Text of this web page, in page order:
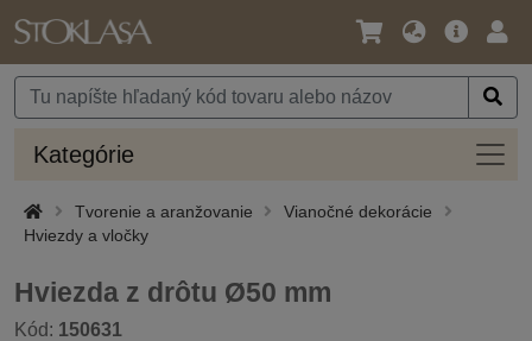
Jazyk
Mena
Hlavná
Kategórie
Tvorenie a aranžovanie
Vianočné dekorácie
Hviezdy a vločky
Hviezda z drôtu Ø50 mm
Kód: 150631